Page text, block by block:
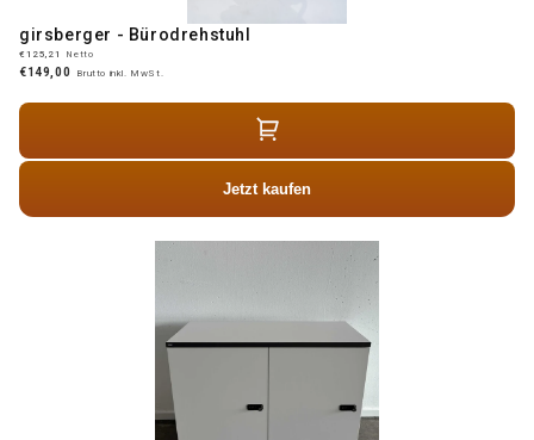
girsberger - Bürodrehstuhl
€125,21 Netto
€149,00 Brutto inkl. MwSt.
Jetzt kaufen